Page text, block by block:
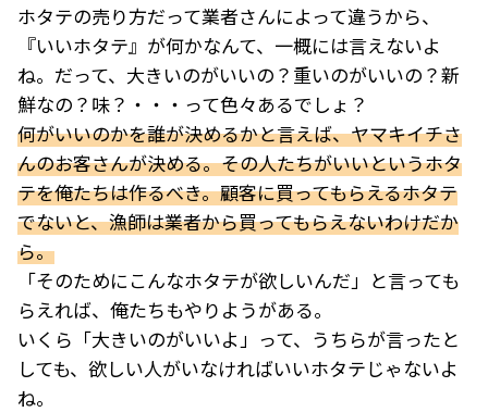
ホタテの売り方だって業者さんによって違うから、
『いいホタテ』が何かなんて、一概には言えないよ
ね。だって、大きいのがいいの？重いのがいいの？新
鮮なの？味？・・・って色々あるでしょ？
何がいいのかを誰が決めるかと言えば、ヤマキイチさ
んのお客さんが決める。その人たちがいいというホタ
テを俺たちは作るべき。顧客に買ってもらえるホタテ
でないと、漁師は業者から買ってもらえないわけだか
ら。
「そのためにこんなホタテが欲しいんだ」と言っても
らえれば、俺たちもやりようがある。
いくら「大きいのがいいよ」って、うちらが言ったと
しても、欲しい人がいなければいいホタテじゃないよ
ね。